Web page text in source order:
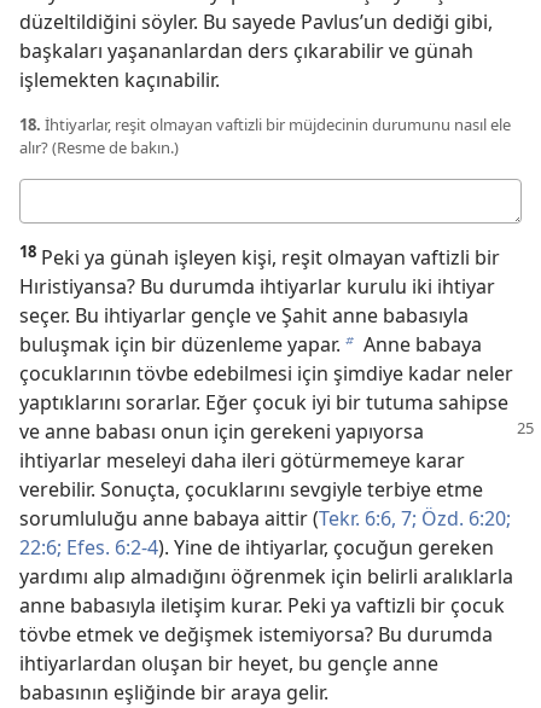
düzeltildiğini söyler. Bu sayede Pavlus’un dediği gibi,
başkaları yaşananlardan ders çıkarabilir ve günah
işlemekten kaçınabilir.
18. İhtiyarlar, reşit olmayan vaftizli bir müjdecinin durumunu nasıl ele
alır? (Resme de bakın.)
18 Peki ya günah işleyen kişi, reşit olmayan vaftizli bir
Hıristiyansa? Bu durumda ihtiyarlar kurulu iki ihtiyar
seçer. Bu ihtiyarlar gençle ve Şahit anne babasıyla
buluşmak için bir düzenleme yapar. b Anne babaya
çocuklarının tövbe edebilmesi için şimdiye kadar neler
yaptıklarını sorarlar. Eğer çocuk iyi bir tutuma sahipse
ve anne babası onun için gerekeni yapıyorsa
ihtiyarlar meseleyi daha ileri götürmemeye karar
verebilir. Sonuçta, çocuklarını sevgiyle terbiye etme
sorumluluğu anne babaya aittir (Tekr. 6:6, 7; Özd. 6:20;
22:6; Efes. 6:2-4). Yine de ihtiyarlar, çocuğun gereken
yardımı alıp almadığını öğrenmek için belirli aralıklarla
anne babasıyla iletişim kurar. Peki ya vaftizli bir çocuk
tövbe etmek ve değişmek istemiyorsa? Bu durumda
ihtiyarlardan oluşan bir heyet, bu gençle anne
babasının eşliğinde bir araya gelir.